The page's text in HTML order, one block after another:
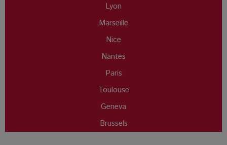
Lyon
Marseille
Nice
Nantes
Paris
Toulouse
Geneva
Brussels